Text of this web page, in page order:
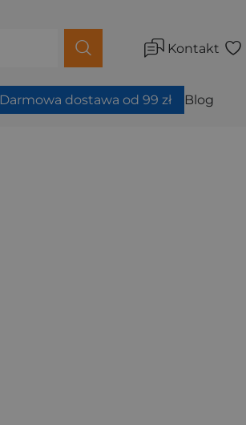
Kontakt
Darmowa dostawa od 99 zł Blog